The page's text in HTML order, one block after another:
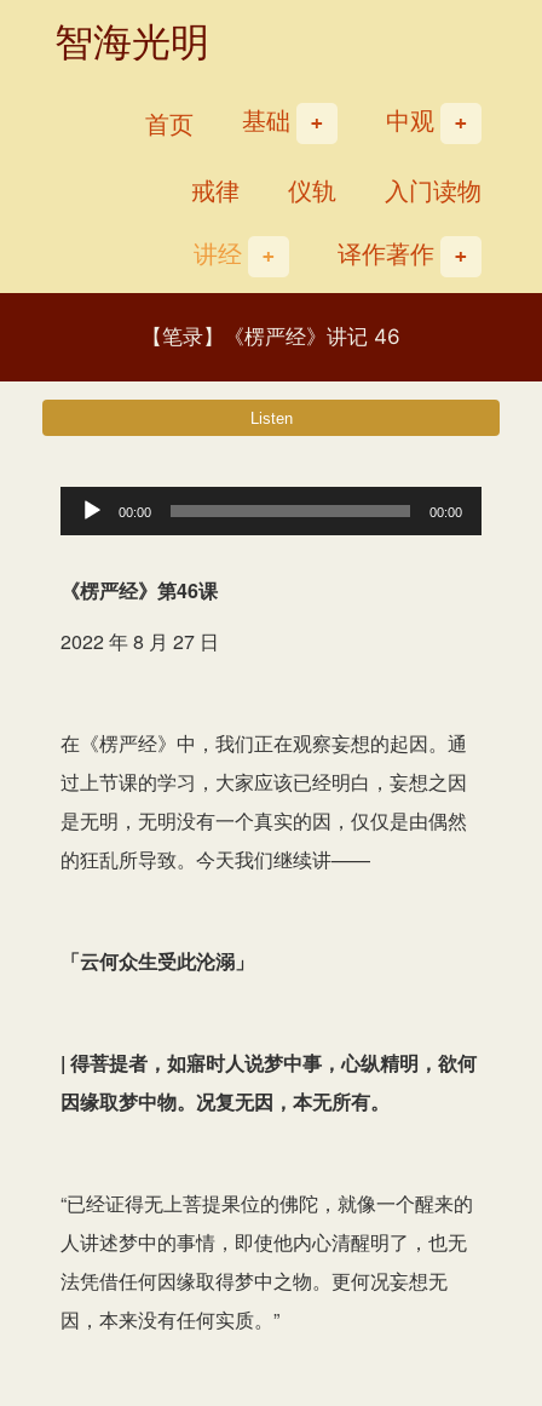
智海光明
首页 基础
中观
戒律
仪轨
入门读物
讲经
译作著作
【笔录】《楞严经》讲记 46
频
播
00:00 00:00
《楞严经》第46课
2022 年 8 月 27 日
在《楞严经》中，我们正在观察妄想的起因。通
过上节课的学习，大家应该已经明白，妄想之因
是无明，无明没有一个真实的因，仅仅是由偶然
的狂乱所导致。今天我们继续讲——
「云何众生受此沦溺」
| 得菩提者，如寤时人说梦中事，心纵精明，欲何
因缘取梦中物。况复无因，本无所有。
“已经证得无上菩提果位的佛陀，就像一个醒来的
人讲述梦中的事情，即使他内心清醒明了，也无
法凭借任何因缘取得梦中之物。更何况妄想无
因，本来没有任何实质。”